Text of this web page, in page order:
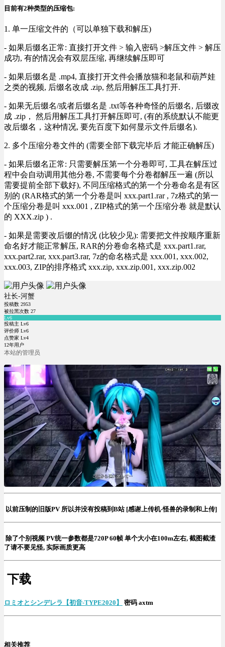
目前有2种类型的压缩包:
1. 单一压缩文件的（可以单独下载和解压)
- 如果后缀名正常: 直接打开文件 > 输入密码 >解压文件 > 解压
成功, 有的情况会有双层压缩, 再继续解压即可
- 如果后缀名是 .mp4, 直接打开文件会播放猫和老鼠和葫芦娃
之类的视频, 后缀名改成 .zip, 然后用解压工具打开.
- 如果无后缀名/或者后缀名是 .txt等各种奇怪的后缀名, 后缀改
成 .zip， 然后用解压工具打开解压即可, (有的系统默认不能更
改后缀名，这种情况, 要先百度下如何显示文件后缀名).
2. 多个压缩分卷文件的 (需要全部下载完毕后 才能正确解压)
- 如果后缀名正常: 只需要解压第一个分卷即可, 工具在解压过
程中会自动调用其他分卷, 不需要每个分卷都解压一遍 (所以
需要提前全部下载好), 不同压缩格式的第一个分卷命名是有区
别的 (RAR格式的第一个分卷是叫 xxx.part1.rar , 7z格式的第一
个压缩分卷是叫 xxx.001 , ZIP格式的第一个压缩分卷 就是默认
的 XXX.zip ) .
- 如果是需要改后缀的情况 (比较少见): 需要把文件按顺序重新
命名好才能正常解压, RAR的分卷命名格式是 xxx.part1.rar,
xxx.part2.rar, xxx.part3.rar, 7z的命名格式是 xxx.001, xxx.002,
xxx.003, ZIP的排序格式 xxx.zip, xxx.zip.001, xxx.zip.002
社长-河蟹
投稿数 2953
被拉黑次数 27
Lv6
投稿主 Lv6
评价师 Lv6
点赞家 Lv4
12年用户
本站的管理员
以前压制的旧版PV 所以并没有投稿到B站 [感谢上传机-怪兽的录制和上传]
除了个别视频 PV统一参数都是720P 60帧 单个大小在100m左右, 截图截渣
了请不要见怪, 实际画质更高
下载
ロミオとシンデレラ【初音-TYPE2020】 密码 axtm
相关推荐